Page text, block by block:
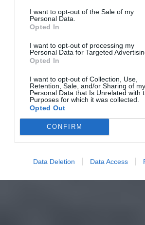
I want to opt-out of the Sale of my
Personal Data.
Opted In
I want to opt-out of processing my
Personal Data for Targeted
Opted In
I want to opt-out of Collection, Use,
Retention, Sale, and/or Sharing of my
Personal Data that Is Unrelated with
Purposes for which it was collected.
Opted Out
CONFIRM
Data Deletion Data Access